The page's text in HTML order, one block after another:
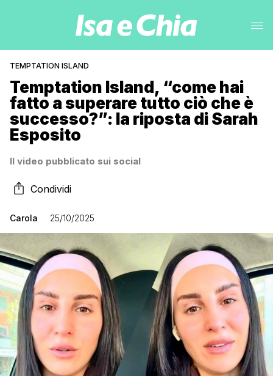
TEMPTATION ISLAND
Temptation Island, “come hai
fatto a superare tutto ciò che è
successo?”: la riposta di Sarah
Esposito
Il video pubblicato sui social
Condividi
Carola 25/10/2025